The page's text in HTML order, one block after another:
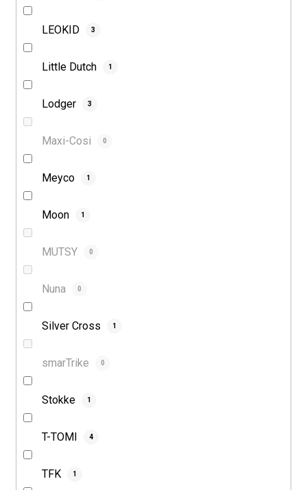
LEOKID 3
Little Dutch 1
Lodger 3
Maxi-Cosi 0
Meyco 1
Moon 1
MUTSY 0
Nuna 0
Silver Cross 1
smarTrike 0
Stokke 1
T-TOMI 4
TFK 1